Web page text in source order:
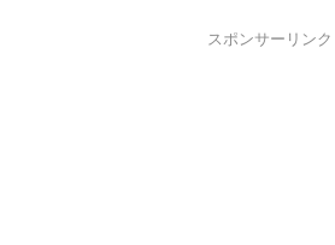
スポンサーリンク